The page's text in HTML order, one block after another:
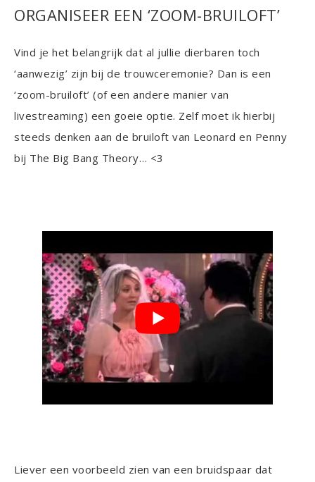
ORGANISEER EEN ‘ZOOM-BRUILOFT’
Vind je het belangrijk dat al jullie dierbaren toch
‘aanwezig’ zijn bij de trouwceremonie? Dan is een
‘zoom-bruiloft’ (of een andere manier van
livestreaming) een goeie optie. Zelf moet ik hierbij
steeds denken aan de bruiloft van Leonard en Penny
bij The Big Bang Theory… <3
Liever een voorbeeld zien van een bruidspaar dat